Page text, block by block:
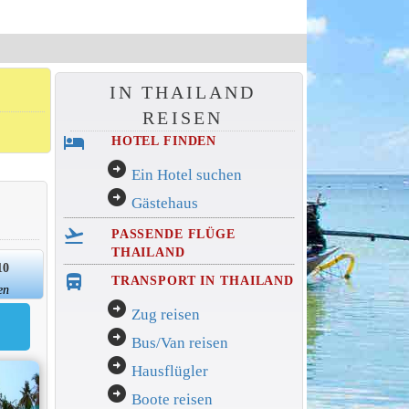
IN THAILAND
REISEN
hotel HOTEL FINDEN
arrow_circle_right Ein Hotel suchen
arrow_circle_right Gästehaus
flight_takeoff
PASSENDE FLÜGE
THAILAND
directions_bus_filled TRANSPORT IN THAILAND
arrow_circle_right Zug reisen
arrow_circle_right Bus/Van reisen
arrow_circle_right Hausflügler
arrow_circle_right Boote reisen